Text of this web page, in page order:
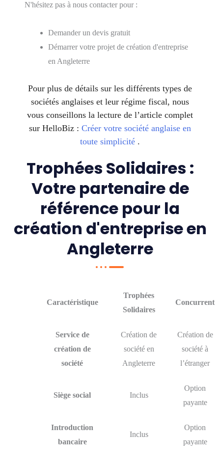
N'hésitez pas à nous contacter pour :
Demander un devis gratuit
Démarrer votre projet de création d'entreprise
en Angleterre
Pour plus de détails sur les différents types de
sociétés anglaises et leur régime fiscal, nous
vous conseillons la lecture de l’article complet
sur HelloBiz : Créer votre société anglaise en
toute simplicité .
Trophées Solidaires :
Votre partenaire de
référence pour la
création d'entreprise en
Angleterre
Caractéristique
Trophées
Solidaires
Concurrent
Service de
création de
société
Création de
société en
Angleterre
Création de
société à
l’étranger
Siège social Inclus
Option
payante
Introduction
bancaire
Inclus
Option
payante